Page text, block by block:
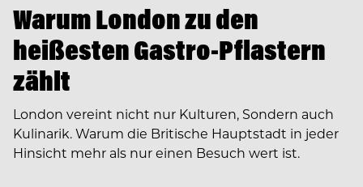
Warum London zu den
heißesten Gastro-Pflastern
zählt
London vereint nicht nur Kulturen, Sondern auch
Kulinarik. Warum die Britische Hauptstadt in jeder
Hinsicht mehr als nur einen Besuch wert ist.